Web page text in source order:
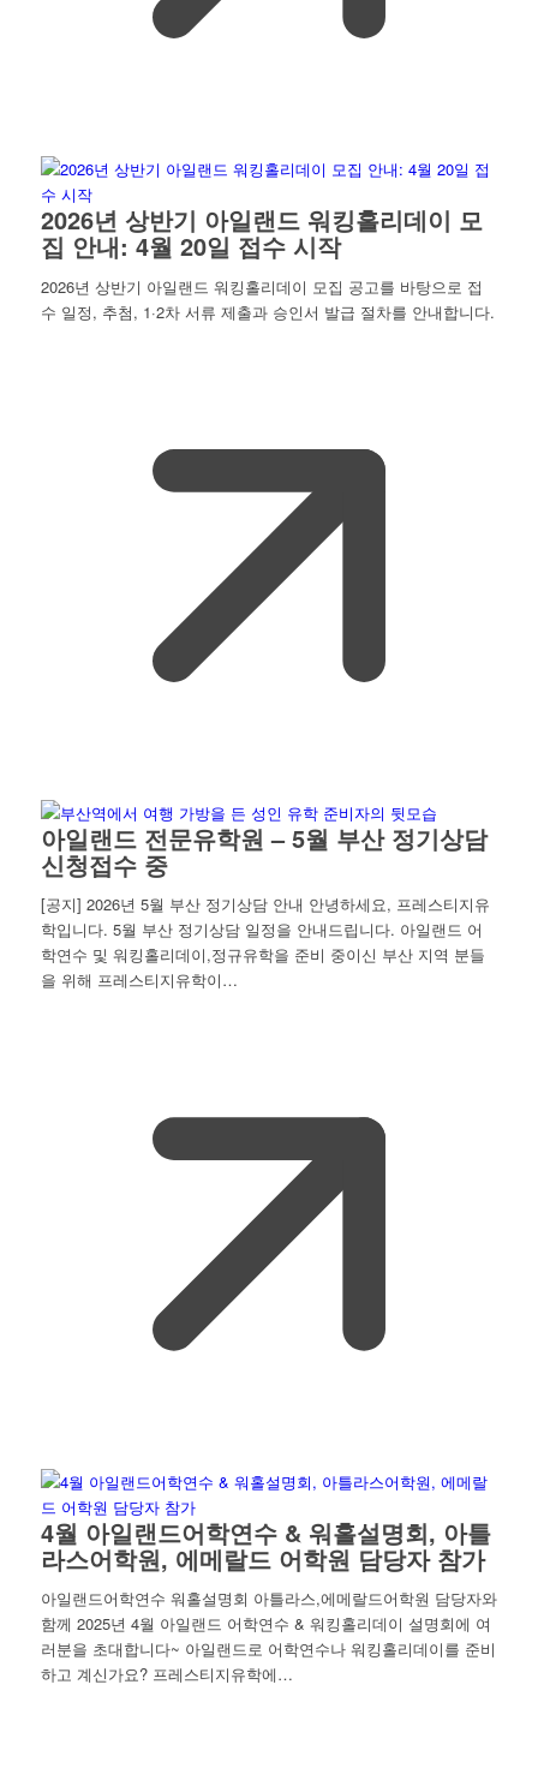
2026년 상반기 아일랜드 워킹홀리데이 모
집 안내: 4월 20일 접수 시작
2026년 상반기 아일랜드 워킹홀리데이 모집 공고를 바탕으로 접
수 일정, 추첨, 1·2차 서류 제출과 승인서 발급 절차를 안내합니다.
아일랜드 전문유학원 – 5월 부산 정기상담
신청접수 중
[공지] 2026년 5월 부산 정기상담 안내 안녕하세요, 프레스티지유
학입니다. 5월 부산 정기상담 일정을 안내드립니다. 아일랜드 어
학연수 및 워킹홀리데이,정규유학을 준비 중이신 부산 지역 분들
을 위해 프레스티지유학이…
4월 아일랜드어학연수 & 워홀설명회, 아틀
라스어학원, 에메랄드 어학원 담당자 참가
아일랜드어학연수 워홀설명회 아틀라스,에메랄드어학원 담당자와
함께 2025년 4월 아일랜드 어학연수 & 워킹홀리데이 설명회에 여
러분을 초대합니다~ 아일랜드로 어학연수나 워킹홀리데이를 준비
하고 계신가요? 프레스티지유학에…